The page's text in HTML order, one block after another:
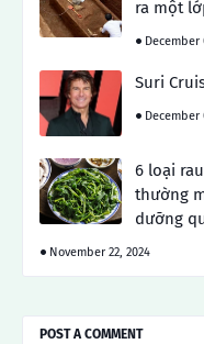
ra một
December
Suri
December
6 loại
thường
dưỡng
November 22, 2024
POST A COMMENT